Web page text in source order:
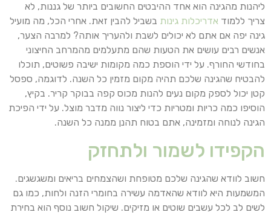
ליהנות מהגינה הוא אחד ההיבטים החשובים ביותר של גננות, לא
צריך ללמוד אדריכלות גינות בשביל להבין זאת. אחרי הכל, מה מועיל
גינה יפה אם אתם לא יכולים לשבת ולהעריך אותה? למרבה הצער,
אנשים רבים עושים את הטעות שהם מתעלמים מהמרחב החיצוני
בחודשי החורף. על ידי הוספת כמה מקומות ישיבה פשוטים, תוכלו
להבטיח שהגינה שלכם תהיה מקום מזמין כל השנה. לדוגמה, ספסל
קטן יכול לספק מקום נעים להנות מכוס קפה בבוקר קריר. בקיץ,
הוסיפו כמה כריות ומטריות כדי ליצור נווה מדבר מוצל. על ידי הפיכת
הגינה לנוחה ומזמינה, אתם בטוח תהנן ממנה כל השנה.
הקפידו לשמור ולתחזק
חשוב לוודא שהגינה שלכם מטופחת ושהצמחים בריאים ומשגשגים.
המשמעות היא לוודא שהאדמה עשירה בחומרי הזנה ולחות, כמו גם
לשים לב לכל עשבים שוטים או מזיקים. שיקול חשוב נוסף הוא בחירת